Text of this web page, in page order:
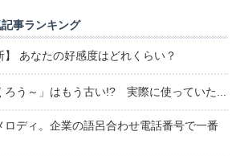
事ランキング
】 あなたの好感度はどれくらい？
ろう～」はもう古い!? 実際に使っていた...
ロディ。企業の語呂合わせ電話番号で一番